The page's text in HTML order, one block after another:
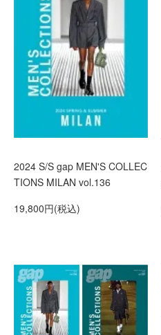
2024 S/S gap MEN'S COLLEC
TIONS MILAN vol.136
19,800円(税込)